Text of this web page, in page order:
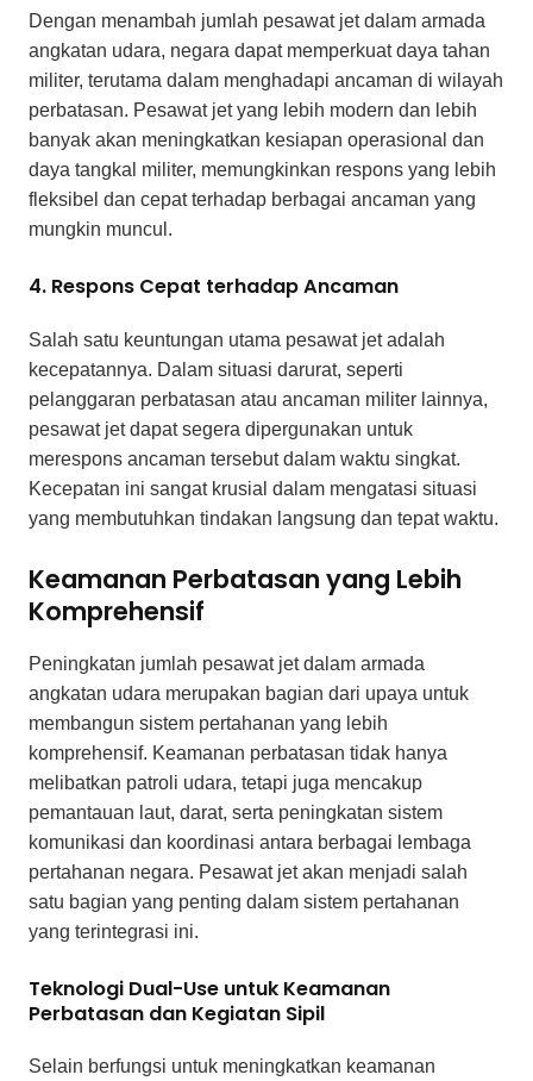
Dengan menambah jumlah pesawat jet dalam armada
angkatan udara, negara dapat memperkuat daya tahan
militer, terutama dalam menghadapi ancaman di wilayah
perbatasan. Pesawat jet yang lebih modern dan lebih
banyak akan meningkatkan kesiapan operasional dan
daya tangkal militer, memungkinkan respons yang lebih
fleksibel dan cepat terhadap berbagai ancaman yang
mungkin muncul.
4. Respons Cepat terhadap Ancaman
Salah satu keuntungan utama pesawat jet adalah
kecepatannya. Dalam situasi darurat, seperti
pelanggaran perbatasan atau ancaman militer lainnya,
pesawat jet dapat segera dipergunakan untuk
merespons ancaman tersebut dalam waktu singkat.
Kecepatan ini sangat krusial dalam mengatasi situasi
yang membutuhkan tindakan langsung dan tepat waktu.
Keamanan Perbatasan yang Lebih
Komprehensif
Peningkatan jumlah pesawat jet dalam armada
angkatan udara merupakan bagian dari upaya untuk
membangun sistem pertahanan yang lebih
komprehensif. Keamanan perbatasan tidak hanya
melibatkan patroli udara, tetapi juga mencakup
pemantauan laut, darat, serta peningkatan sistem
komunikasi dan koordinasi antara berbagai lembaga
pertahanan negara. Pesawat jet akan menjadi salah
satu bagian yang penting dalam sistem pertahanan
yang terintegrasi ini.
Teknologi Dual-Use untuk Keamanan
Perbatasan dan Kegiatan Sipil
Selain berfungsi untuk meningkatkan keamanan